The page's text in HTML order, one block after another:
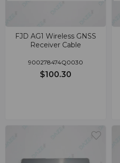
FJD AG1 Wireless GNSS
Receiver Cable
900278474Q0030
$100.30